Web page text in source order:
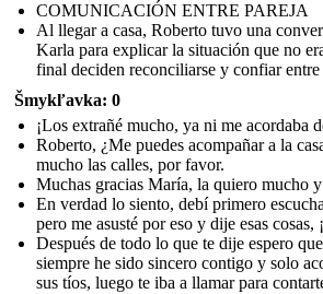
COMUNICACIÓN ENTRE PAREJA
Al llegar a casa, Roberto tuvo una
Karla para explicar la situación que no
final deciden reconciliarse y confiar entre
Šmykľavka: 0
¡Los extrañé mucho, ya ni me acordaba
Roberto, ¿Me puedes acompañar a la
mucho las calles, por favor.
Muchas gracias María, la quiero mucho
En verdad lo siento, debí primero
pero me asusté por eso y dije esas cosas,
Después de todo lo que te dije espero
siempre he sido sincero contigo y solo
sus tíos, luego te iba a llamar para